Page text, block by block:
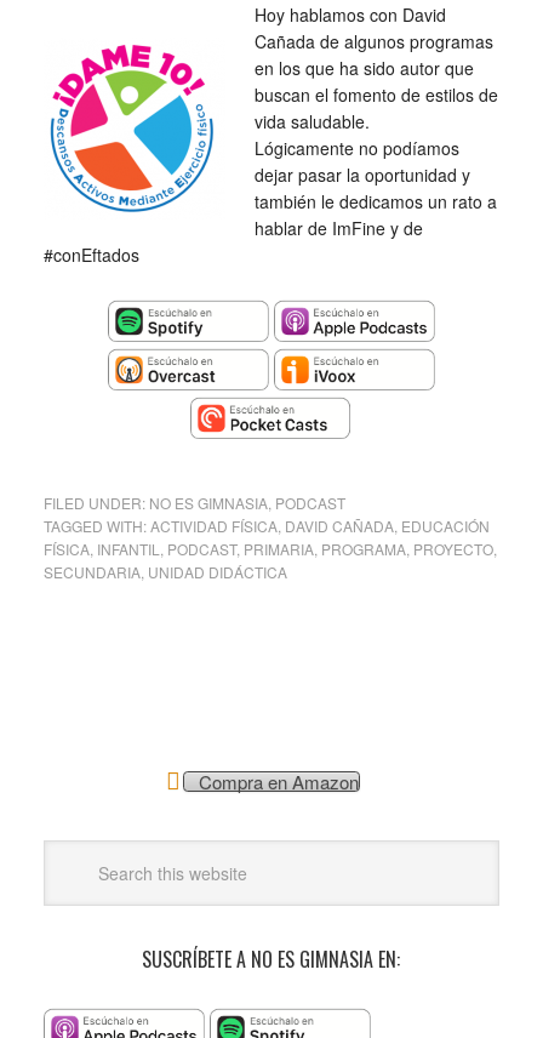
Hoy hablamos con David
Cañada de algunos programas
en los que ha sido autor que
buscan el fomento de estilos de
vida saludable.
Lógicamente no podíamos
dejar pasar la oportunidad y
también le dedicamos un rato a
hablar de ImFine y de
#conEftados
FILED UNDER: NO ES GIMNASIA, PODCAST
TAGGED WITH:ACTIVIDAD FÍSICA, DAVID CAÑADA, EDUCACIÓN
FÍSICA, INFANTIL PODCAST, PRIMARIA, PROGRAMA, PROYECTO,
SECUNDARIA, UNIDAD DIDÁCTICA
Compra en Amazon
SUSCRÍBETE A NO ES GIMNASIA EN: